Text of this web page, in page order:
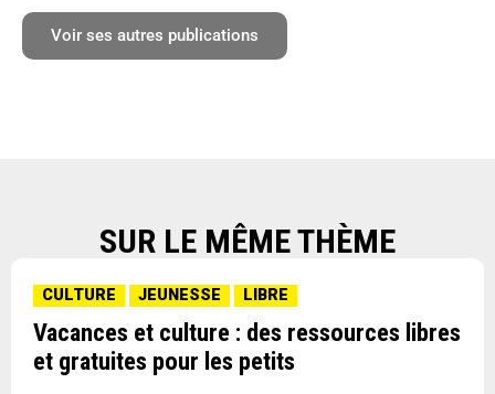
Voir ses autres publications
SUR LE MÊME THÈME
CULTURE JEUNESSE LIBRE
Vacances et culture : des ressources libres
et gratuites pour les petits